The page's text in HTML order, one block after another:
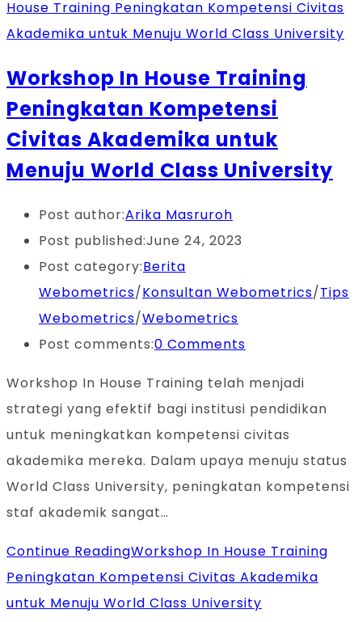
Workshop In House Training
Peningkatan Kompetensi
Civitas Akademika untuk
Menuju World Class University
Post author:Arika Masruroh
Post published:June 24, 2023
Post category:Berita
Webometrics/Konsultan Webometrics/Tips
Webometrics/Webometrics
Post comments:0 Comments
Workshop In House Training telah menjadi
strategi yang efektif bagi institusi pendidikan
untuk meningkatkan kompetensi civitas
akademika mereka. Dalam upaya menuju status
World Class University, peningkatan kompetensi
staf akademik sangat…
Continue ReadingWorkshop In House Training
Peningkatan Kompetensi Civitas Akademika
untuk Menuju World Class University